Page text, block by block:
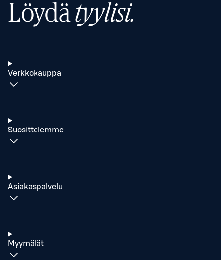
Löydätyylisi.
Verkkokauppa
Suosittelemme
Asiakaspalvelu
Myymälät